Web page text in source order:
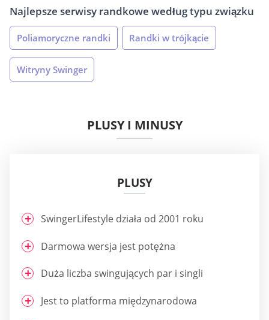
Najlepsze serwisy randkowe według typu związku
Poliamoryczne randki Randki w trójkącie
Witryny Swinger
PLUSY I MINUSY
PLUSY
SwingerLifestyle działa od 2001 roku
Darmowa wersja jest potężna
Duża liczba swingujących par i singli
Jest to platforma międzynarodowa